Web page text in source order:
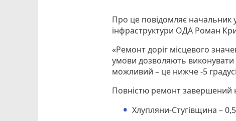
Про це повідомляє начальник
інфраструктури ОДА Роман
«Ремонт доріг місцевого
умови дозволяють
можливий – це нижче -5
Повністю ремонт завершений
Хлупляни-Стугівщина –